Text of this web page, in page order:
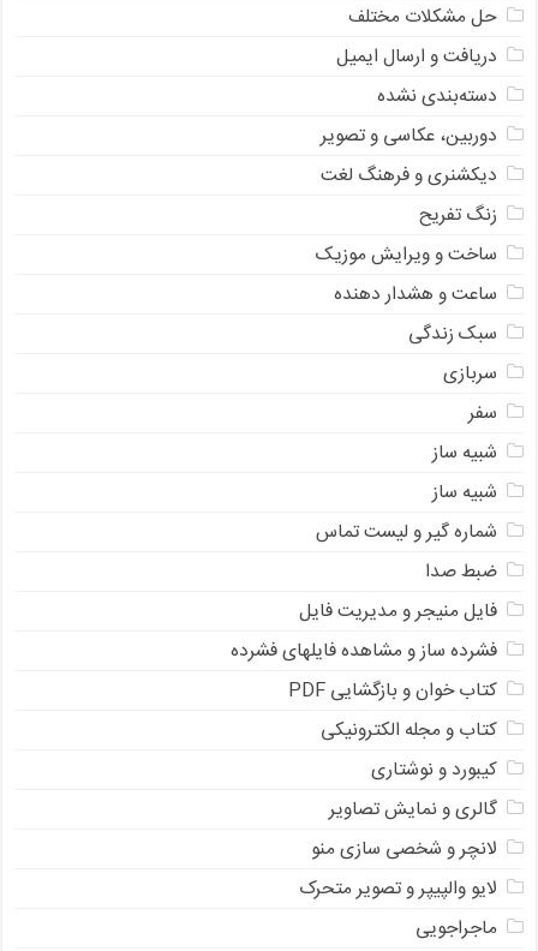
حل مشکلات مختلف
دریافت و ارسال ایمیل
دسته‌بندی نشده
دوربین، عکاسی و تصویر
دیکشنری و فرهنگ لغت
زنگ تفریح
ساخت و ویرایش موزیک
ساعت و هشدار دهنده
سبک زندگی
سربازی
سفر
شبیه ساز
شبیه ساز
شماره گیر و لیست تماس
ضبط صدا
فایل منیجر و مدیریت فایل
فشرده ساز و مشاهده فایلهای فشرده
کتاب خوان و بازگشایی PDF
کتاب و مجله الکترونیکی
کیبورد و نوشتاری
گالری و نمایش تصاویر
لانچر و شخصی سازی منو
لایو والپیپر و تصویر متحرک
ماجراجویی